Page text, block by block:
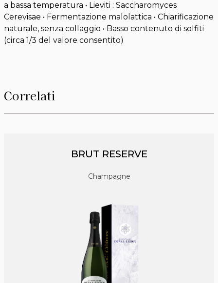
a bassa temperatura • Lieviti : Saccharomyces
Cerevisae • Fermentazione malolattica • Chiarificazione
naturale, senza collaggio • Basso contenuto di solfiti
(circa 1/3 del valore consentito)
Correlati
BRUT RESERVE
Champagne